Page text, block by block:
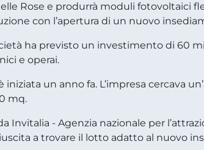
Rose e produrrà moduli fotovoltaici
con l’apertura di un nuovo
ha previsto un investimento di 60
e operai.
iniziata un anno fa. L’impresa cercava
mq.
Invitalia - Agenzia nazionale per
a trovare il lotto adatto al nuovo